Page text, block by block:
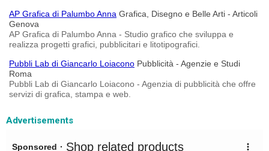
AP Grafica di Palumbo Anna Grafica, Disegno e Belle Arti - Articoli
Genova
AP Grafica di Palumbo Anna - Studio grafico che sviluppa e
realizza progetti grafici, pubblicitari e litotipografici.
Pubbli Lab di Giancarlo Loiacono Pubblicità - Agenzie e Studi
Roma
Pubbli Lab di Giancarlo Loiacono - Agenzia di pubblicità che offre
servizi di grafica, stampa e web.
Advertisements